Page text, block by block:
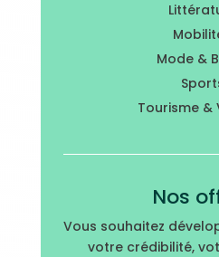
Mode &
Tourisme &
Nos
Vous souhaitez
votre crédibilité,